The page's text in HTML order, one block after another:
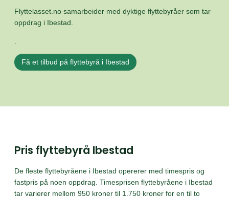
Flyttelasset.no samarbeider med dyktige flyttebyråer som tar
oppdrag i Ibestad.
Få et tilbud på flyttebyrå i Ibestad
Pris flyttebyrå Ibestad
De fleste flyttebyråene i Ibestad opererer med timespris og
fastpris på noen oppdrag. Timesprisen flyttebyråene i Ibestad
tar varierer mellom 950 kroner til 1.750 kroner for en til to